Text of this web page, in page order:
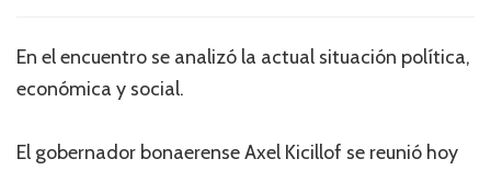
En el encuentro se analizó la actual situación política,
económica y social.
El gobernador bonaerense Axel Kicillof se reunió hoy